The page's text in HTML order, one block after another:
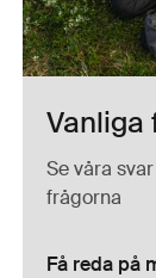
Vanliga
Se våra
frågorna
Få reda på